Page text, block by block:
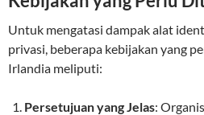
Untuk mengatasi dampak alat
privasi, beberapa kebijakan yang
Irlandia meliputi:
Persetujuan yang Jelas: